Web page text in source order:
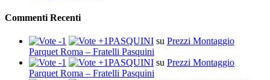
Commenti Recenti
PASQUINI su Prezzi Montaggio
Parquet Roma – Fratelli Pasquini
PASQUINI su Prezzi Montaggio
Parquet Roma – Fratelli Pasquini